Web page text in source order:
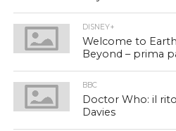
DISNEY+
Welcome to
Beyond – prima
BBC
Doctor Who: il
Davies